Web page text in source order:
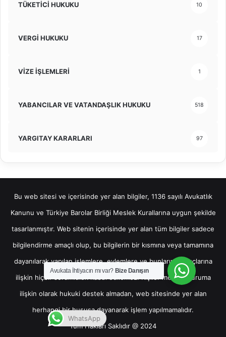
TÜKETİCİ HUKUKU 10
VERGİ HUKUKU 17
VİZE İŞLEMLERİ 1
YABANCILAR VE VATANDAŞLIK HUKUKU 518
YARGITAY KARARLARI 97
Bu web sitesi ve içerisinde yer alan bilgiler, 1136 sayılı Avukatlık
Kanunu ve Türkiye Barolar Birliği Meslek Kurallarına uygun şekilde
tasarlanmıştır. Web sitenin içerisinde yer alan tüm bilgiler sadece
bilgilendirme amaçlı olup, bu bilgilerin bir kısmına veya tamamına
dayanılarak yapılan işlemlere, eylemlere ve bunların sonuçlarına
ilişkin hiçbir sorumluluk kabul edilemez. Kişiler mevcut duruma
ilişkin olarak hukuki destek almadan, web sitesinde yer alan
herhangi bir hususa dayanarak işlem yapılmamalıdır.
Tüm Hakları Saklıdır @ 2024
Avukata İhtiyacın mı var? Bize Danışın
WhatsApp